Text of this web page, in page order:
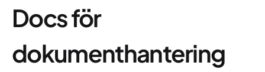
Docs för
dokumenthantering